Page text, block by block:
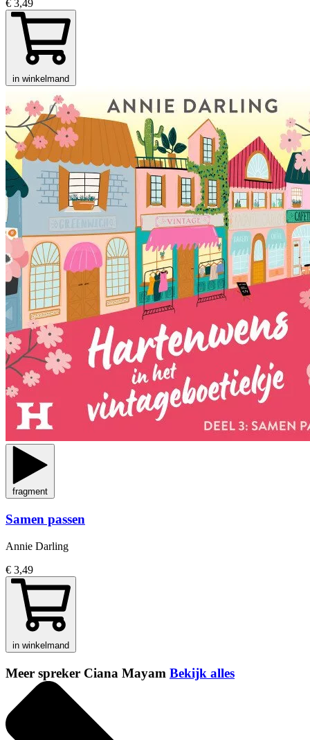
€ 3,49
in winkelmand
fragment
Samen passen
Annie Darling
€ 3,49
in winkelmand
Meer spreker Ciana Mayam Bekijk alles